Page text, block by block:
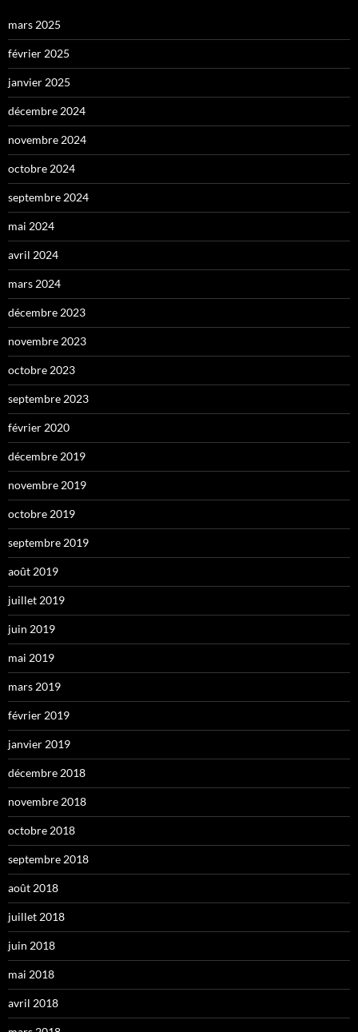
mars 2025
février 2025
janvier 2025
décembre 2024
novembre 2024
octobre 2024
septembre 2024
mai 2024
avril 2024
mars 2024
décembre 2023
novembre 2023
octobre 2023
septembre 2023
février 2020
décembre 2019
novembre 2019
octobre 2019
septembre 2019
août 2019
juillet 2019
juin 2019
mai 2019
mars 2019
février 2019
janvier 2019
décembre 2018
novembre 2018
octobre 2018
septembre 2018
août 2018
juillet 2018
juin 2018
mai 2018
avril 2018